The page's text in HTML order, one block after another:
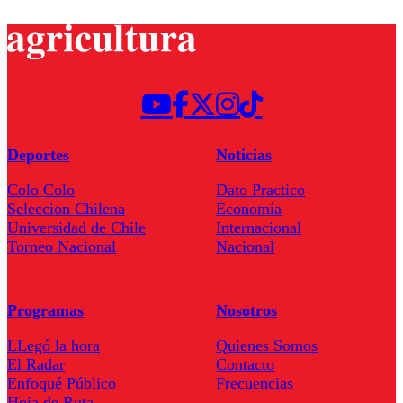
Deportes
Colo Colo
Seleccion Chilena
Universidad de Chile
Torneo Nacional
Noticias
Dato Practico
Economía
Internacional
Nacional
Programas
LLegó la hora
El Radar
Enfoqué Público
Nosotros
Quienes Somos
Contacto
Frecuencias